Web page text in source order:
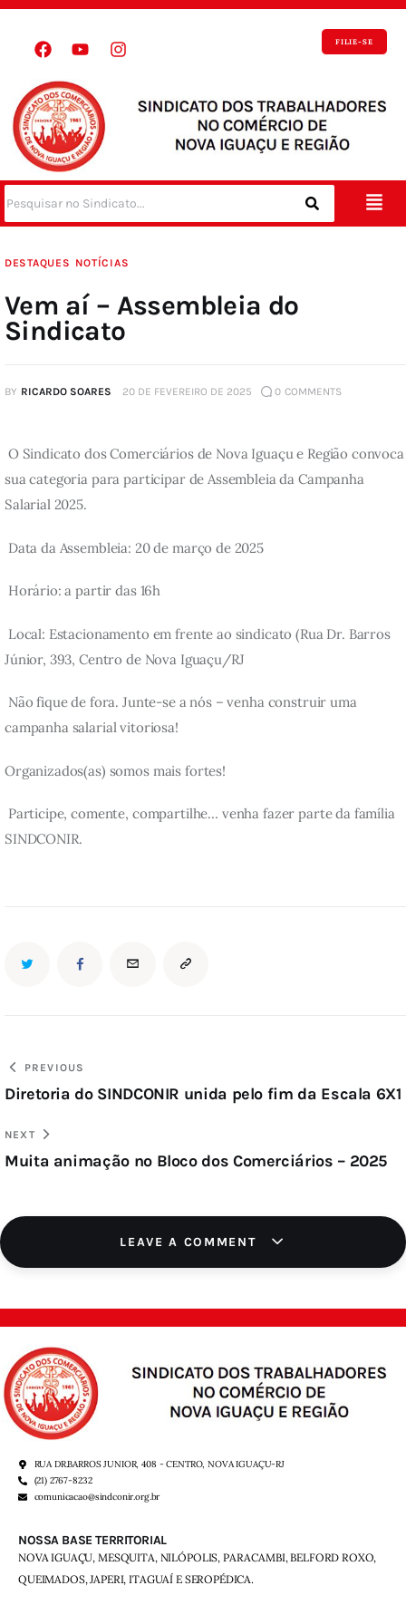
FILIE-SE
DESTAQUES NOTÍCIAS
Vem aí – Assembleia do
Sindicato
BY RICARDO SOARES 20 DE FEVEREIRO DE 2025 0 COMMENTS
O Sindicato dos Comerciários de Nova Iguaçu e Região
sua categoria para participar de Assembleia da Campanha
Salarial 2025.
Data da Assembleia: 20 de março de 2025
Horário: a partir das 16h
Local: Estacionamento em frente ao sindicato (Rua Dr. Barros
Júnior, 393, Centro de Nova Iguaçu/RJ
Não fique de fora. Junte-se a nós – venha construir uma
campanha salarial vitoriosa!
Organizados(as) somos mais fortes!
Participe, comente, compartilhe… venha fazer parte da família
SINDCONIR.
PREVIOUS
Diretoria do SINDCONIR unida pelo fim da Escala 6X1
NEXT
Muita animação no Bloco dos Comerciários – 2025
LEAVE A COMMENT
RUA DR.BARROS JUNIOR, 408 - CENTRO, NOVA IGUAÇU-RJ
(21) 2767-8232
comunicacao@sindconir.org.br
NOSSA BASE TERRITORIAL
NOVA IGUAÇU, MESQUITA, NILÓPOLIS, PARACAMBI, BELFORD ROXO,
QUEIMADOS,JAPERI, ITAGUAÍ E SEROPÉDICA.